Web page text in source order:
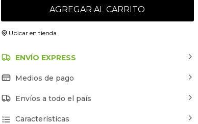
AGREGAR AL CARRITO
Ubicar en tienda
ENVÍO EXPRESS
Medios de pago
Envíos a todo el país
Características